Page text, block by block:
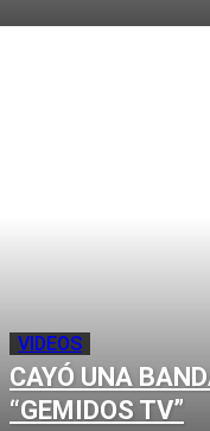
VIDEOS
CAYÓ UNA
“GEMIDOS TV”